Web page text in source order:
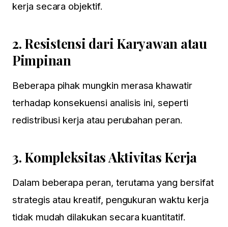
kerja secara objektif.
2. Resistensi dari Karyawan atau
Pimpinan
Beberapa pihak mungkin merasa khawatir
terhadap konsekuensi analisis ini, seperti
redistribusi kerja atau perubahan peran.
3. Kompleksitas Aktivitas Kerja
Dalam beberapa peran, terutama yang bersifat
strategis atau kreatif, pengukuran waktu kerja
tidak mudah dilakukan secara kuantitatif.